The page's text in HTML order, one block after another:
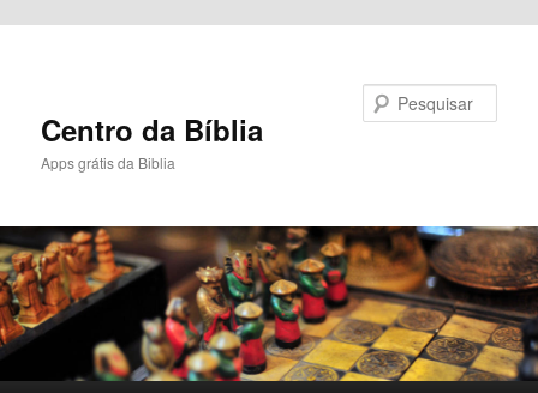
Centro da Bíblia
Apps grátis da Biblia